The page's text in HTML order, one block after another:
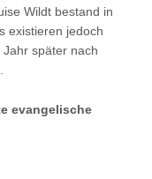
Wildt bestand in
existieren jedoch
später nach
evangelische